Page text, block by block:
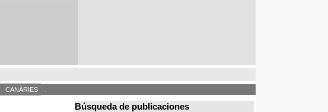
CANÀRIES
Búsqueda de publicaciones